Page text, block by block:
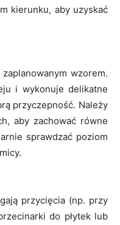
kierunku, aby uzyskać
wzorem.
i wykonuje delikatne
przyczepność. Należy
aby zachować równe
sprawdzać poziom
przycięcia (np. przy
do płytek lub